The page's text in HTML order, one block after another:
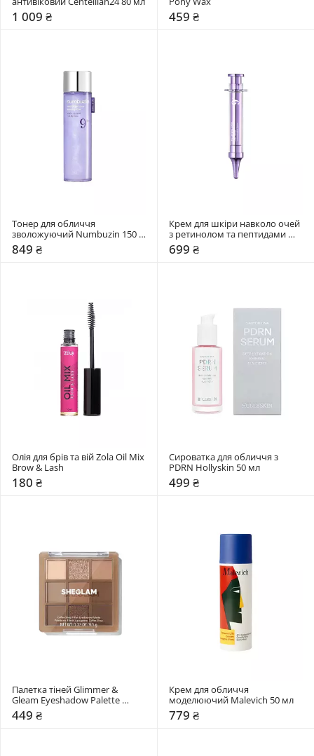
1 009 ₴ 459 ₴
Тонер для обличчя
зволожуючий Numbuzin 150
мл
849 ₴
Крем для шкіри навколо очей
з ретинолом та пептидами
Numbuzin 10 мл
699 ₴
Олія для брів та вій Zola Oil Mix
Brow & Lash
180 ₴
Сироватка для обличчя з
PDRN Hollyskin 50 мл
499 ₴
Палетка тіней Glimmer &
Gleam Eyeshadow Palette
Sheglam
449 ₴
Крем для обличчя
моделюючий Malevich 50 мл
779 ₴